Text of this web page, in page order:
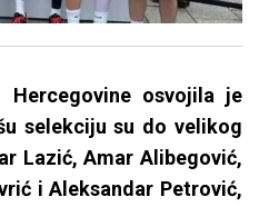
Hercegovine osvojila je
selekciju su do velikog
Lazić, Amar Alibegović,
i Aleksandar Petrović,